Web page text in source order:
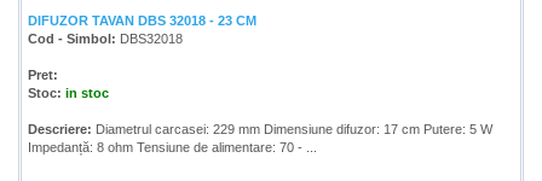
DIFUZOR TAVAN DBS 32018 - 23 CM
Cod - Simbol: DBS32018
Pret:
Stoc: in stoc
Descriere: Diametrul carcasei: 229 mm Dimensiune difuzor: 17 cm Putere: 5 W
Impedanță: 8 ohm Tensiune de alimentare: 70 - ...